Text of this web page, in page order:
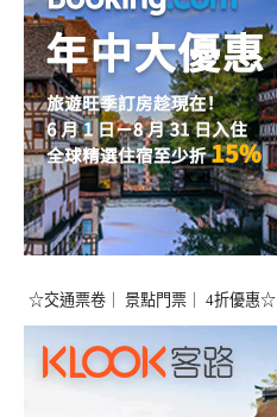
☆交通票卷｜ 景點門票｜ 4折優惠☆